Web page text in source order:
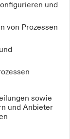
und
von Prozessen
sowie
und Anbieter